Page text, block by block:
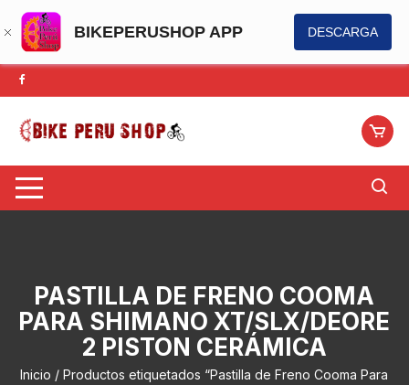
BIKEPERUSHOP APP DESCARGA
Saltar
al
contenido
PASTILLA DE FRENO COOMA
PARA SHIMANO XT/SLX/DEORE
2 PISTON CERÁMICA
Inicio / Productos etiquetados “Pastilla de Freno Cooma Para